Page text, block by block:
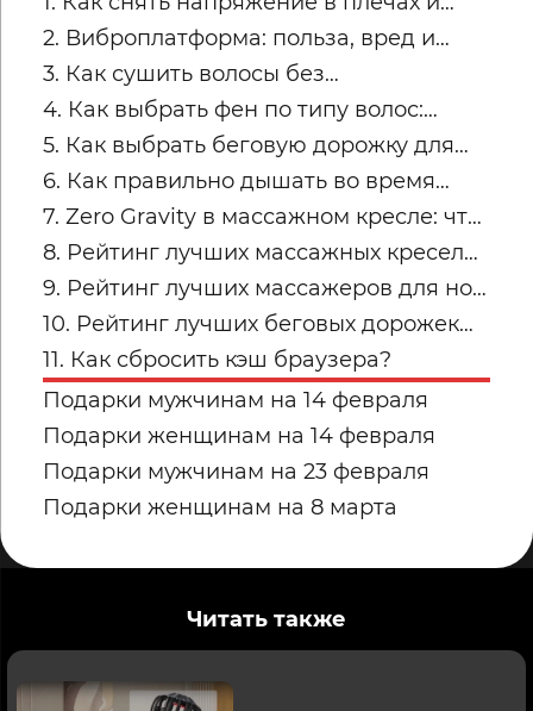
трапециях после рабочего дня
2. Виброплатформа: польза, вред и
советы по безопасным занятиям
3. Как сушить волосы без
пересушивания
4. Как выбрать фен по типу волос:
тонкие, кудрявые, пористые и
окрашенные
5. Как выбрать беговую дорожку для
квартиры
6. Как правильно дышать во время
силовых упражнений и кардио
7. Zero Gravity в массажном кресле: что
это и кому подходит
8. Рейтинг лучших массажных кресел
для дома: топ-модели Yamaguchi
9. Рейтинг лучших массажеров для ног
Yamaguchi: какую модель купить для
дома в 2026 году?
10. Рейтинг лучших беговых дорожек
для дома от Yamaguchi: какую модель
выбрать?
11. Как сбросить кэш браузера?
Подарки мужчинам на 14 февраля
Подарки женщинам на 14 февраля
Подарки мужчинам на 23 февраля
Подарки женщинам на 8 марта
Читать также